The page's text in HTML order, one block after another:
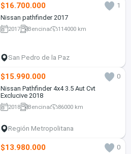
$16.700.000
1
Nissan pathfinder 2017
2017 Bencina 114000 km
San Pedro de la Paz
$15.990.000
0
Nissan Pathfinder 4x4 3.5 Aut Cvt
Exclucive 2018
2018 Bencina 86000 km
Región Metropolitana
$13.980.000
0